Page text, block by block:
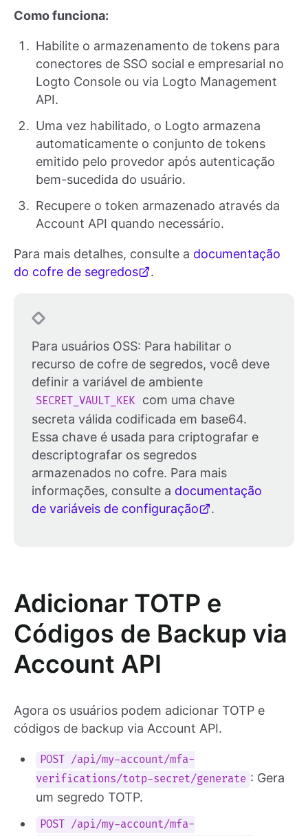
Como funciona:
Habilite o armazenamento de tokens para
conectores de SSO social e empresarial no
Logto Console ou via Logto Management
API.
Uma vez habilitado, o Logto armazena
automaticamente o conjunto de tokens
emitido pelo provedor após autenticação
bem-sucedida do usuário.
Recupere o token armazenado através da
Account API quando necessário.
Para mais detalhes, consulte a documentação
do cofre de segredos
.
Para usuários OSS: Para habilitar o
recurso de cofre de segredos, você deve
definir a variável de ambiente
SECRET_VAULT_KEK
com uma chave
secreta válida codificada em base64.
Essa chave é usada para criptografar e
descriptografar os segredos
armazenados no cofre. Para mais
informações, consulte a documentação
de variáveis de configuração
.
Adicionar TOTP e
Códigos de Backup via
Account API
Agora os usuários podem adicionar TOTP e
códigos de backup via Account API.
POST /api/my-account/mfa-
verifications/totp-secret/generate : Gera
um segredo TOTP.
POST /api/my-account/mfa-